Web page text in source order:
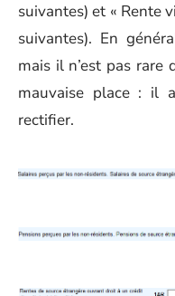
suivantes) et « Rente
suivantes). En
mais il n’est pas rare
mauvaise place : il
rectifier.